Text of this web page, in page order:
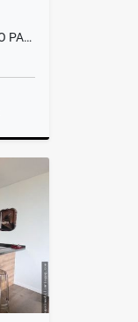
VENTA CASA DE LUJO ESCOBERO PARTE BAJA